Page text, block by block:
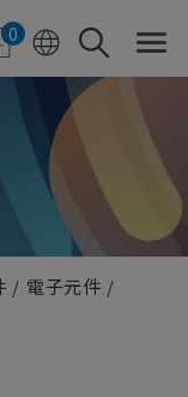
0
電子元件